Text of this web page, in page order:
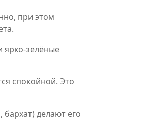
при этом
спокойной. Это
делают его